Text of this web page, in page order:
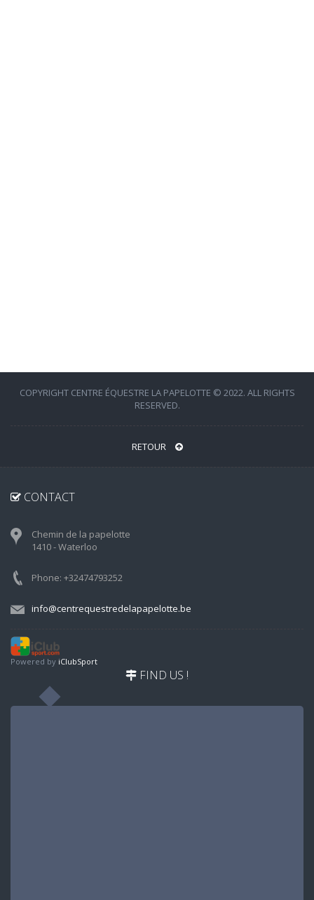
COPYRIGHT CENTRE ÉQUESTRE LA PAPELOTTE © 2022. ALL RIGHTS
RESERVED.
RETOUR
CONTACT
Chemin de la papelotte
1410 - Waterloo
Phone: +32474793252
info@centrequestredelapapelotte.be
Powered by iClubSport
FIND US !